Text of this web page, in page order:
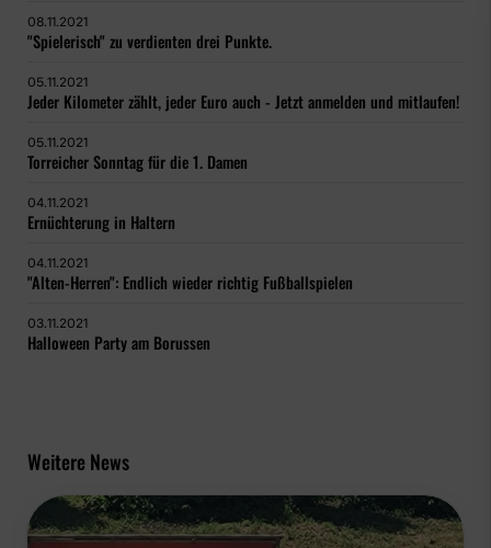
08.11.2021
"Spielerisch" zu verdienten drei Punkte.
05.11.2021
Jeder Kilometer zählt, jeder Euro auch - Jetzt anmelden und mitlaufen!
05.11.2021
Torreicher Sonntag für die 1. Damen
04.11.2021
Ernüchterung in Haltern
04.11.2021
"Alten-Herren": Endlich wieder richtig Fußballspielen
03.11.2021
Halloween Party am Borussen
Weitere News